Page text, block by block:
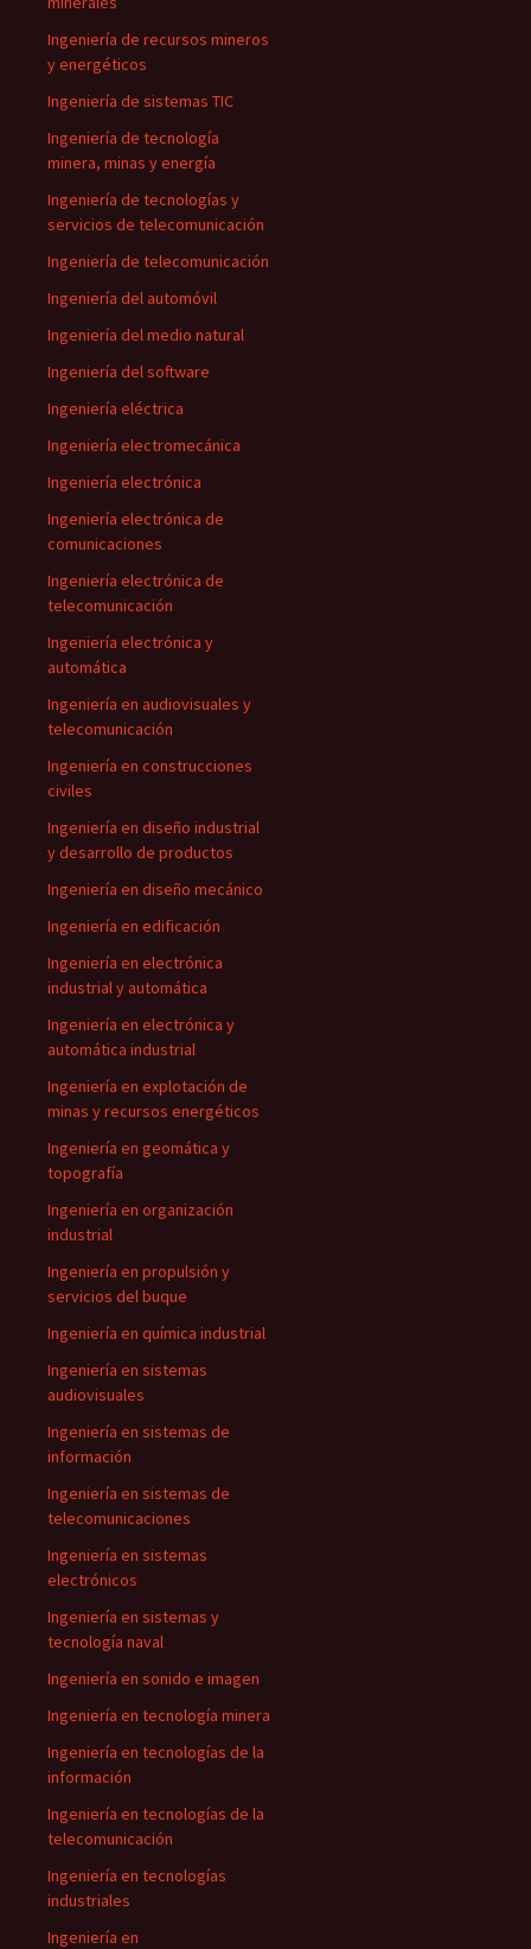
Ingeniería de recursos mineros
y energéticos
Ingeniería de sistemas TIC
Ingeniería de tecnología
minera, minas y energía
Ingeniería de tecnologías y
servicios de telecomunicación
Ingeniería de telecomunicación
Ingeniería del automóvil
Ingeniería del medio natural
Ingeniería del software
Ingeniería eléctrica
Ingeniería electromecánica
Ingeniería electrónica
Ingeniería electrónica de
comunicaciones
Ingeniería electrónica de
telecomunicación
Ingeniería electrónica y
automática
Ingeniería en audiovisuales y
telecomunicación
Ingeniería en construcciones
civiles
Ingeniería en diseño industrial
y desarrollo de productos
Ingeniería en diseño mecánico
Ingeniería en edificación
Ingeniería en electrónica
industrial y automática
Ingeniería en electrónica y
automática industrial
Ingeniería en explotación de
minas y recursos energéticos
Ingeniería en geomática y
topografía
Ingeniería en organización
industrial
Ingeniería en propulsión y
servicios del buque
Ingeniería en química industrial
Ingeniería en sistemas
audiovisuales
Ingeniería en sistemas de
información
Ingeniería en sistemas de
telecomunicaciones
Ingeniería en sistemas
electrónicos
Ingeniería en sistemas y
tecnología naval
Ingeniería en sonido e imagen
Ingeniería en tecnología minera
Ingeniería en tecnologías de la
información
Ingeniería en tecnologías de la
telecomunicación
Ingeniería en tecnologías
industriales
Ingeniería en